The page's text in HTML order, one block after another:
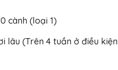
cành (loại 1)
lâu (Trên 4 tuần ở điều kiện